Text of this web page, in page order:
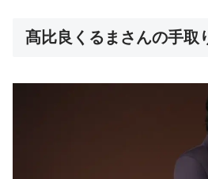
髙比良くるまさんの手取